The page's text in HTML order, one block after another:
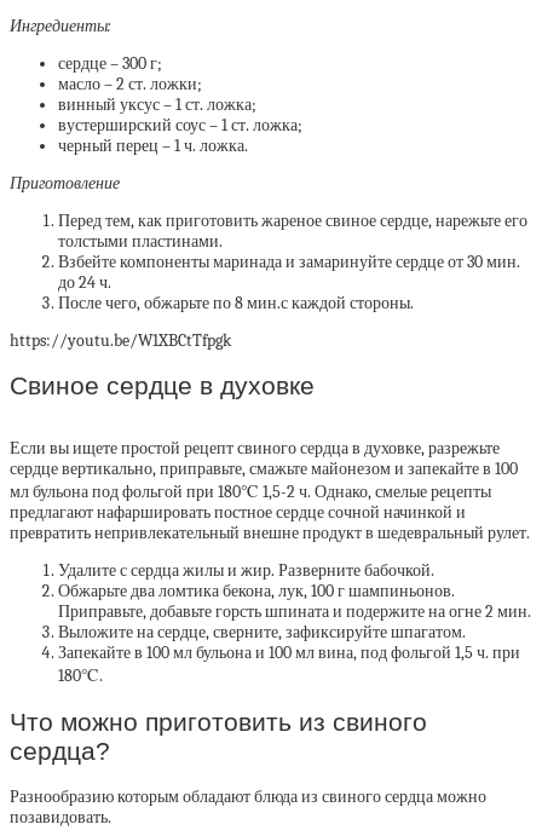
Ингредиенты:
сердце – 300 г;
масло – 2 ст. ложки;
винный уксус – 1 ст. ложка;
вустерширский соус – 1 ст. ложка;
черный перец – 1 ч. ложка.
Приготовление
Перед тем, как приготовить жареное свиное сердце, нарежьте его
толстыми пластинами.
Взбейте компоненты маринада и замаринуйте сердце от 30 мин.
до 24 ч.
После чего, обжарьте по 8 мин.с каждой стороны.
https://youtu.be/W1XBCtTfpgk
Свиное сердце в духовке
Если вы ищете простой рецепт свиного сердца в духовке, разрежьте
сердце вертикально, приправьте, смажьте майонезом и запекайте в 100
мл бульона под фольгой при 180℃ 1,5-2 ч. Однако, смелые рецепты
предлагают нафаршировать постное сердце сочной начинкой и
превратить непривлекательный внешне продукт в шедевральный рулет.
Удалите с сердца жилы и жир. Разверните бабочкой.
Обжарьте два ломтика бекона, лук, 100 г шампиньонов.
Приправьте, добавьте горсть шпината и подержите на огне 2 мин.
Выложите на сердце, сверните, зафиксируйте шпагатом.
Запекайте в 100 мл бульона и 100 мл вина, под фольгой 1,5 ч. при
180℃.
Что можно приготовить из свиного
сердца?
Разнообразию которым обладают блюда из свиного сердца можно
позавидовать.